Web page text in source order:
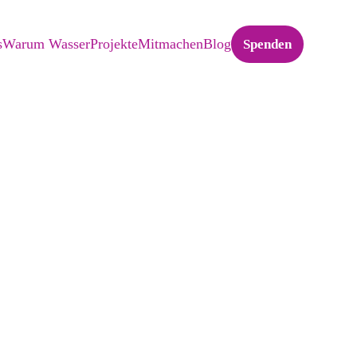
Warum WasserProjekteMitmachenBlog Spenden